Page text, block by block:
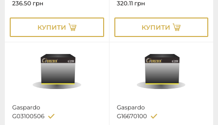
236.50 грн
КУПИТИ
320.11 грн
КУПИТИ
Gaspardo
G03100506
Gaspardo
G16670100